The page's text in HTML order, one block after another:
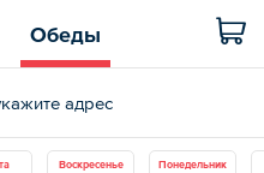
Обеды
адрес
Воскресенье Понедельник